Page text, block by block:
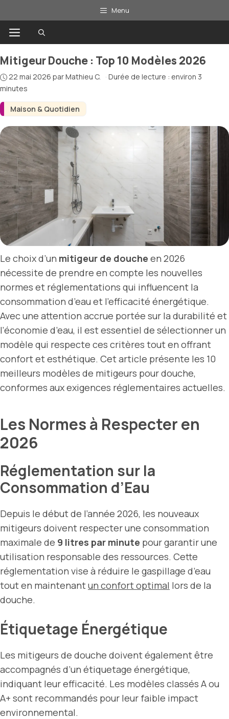
au
contenu
Menu
Menu
Maison & Quotidien
Mitigeur Douche : Top 10 Modèles 2026
22 mai 2026 parMathieu C. · Durée de lecture : environ 3
minutes
Le choix d’un mitigeur de douche en 2026
nécessite de prendre en compte les nouvelles
normes et réglementations qui influencent la
consommation d’eau et l’efficacité énergétique.
Avec une attention accrue portée sur la durabilité et
l’économie d’eau, il est essentiel de sélectionner un
modèle qui respecte ces critères tout en offrant
confort et esthétique. Cet article présente les 10
meilleurs modèles de mitigeurs pour douche,
conformes aux exigences réglementaires actuelles.
Les Normes à Respecter en
2026
Réglementation sur la
Consommation d’Eau
Depuis le début de l’année 2026, les nouveaux
mitigeurs doivent respecter une consommation
maximale de 9 litres par minute pour garantir une
utilisation responsable des ressources. Cette
réglementation vise à réduire le gaspillage d’eau
tout en maintenantun confort optimal lors de la
douche.
Étiquetage Énergétique
Les mitigeurs de douche doivent également être
accompagnés d’un étiquetage énergétique,
indiquant leur efficacité. Les modèles classés A ou
A+ sont recommandés pour leur faible impact
environnemental.